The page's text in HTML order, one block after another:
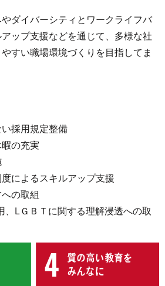
ダイバーシティとワークライフバ
ップ支援などを通じて、多様な社
すい職場環境づくりを目指してま
い採用規定整備
の充実
によるスキルアップ支援
の取組
、LＧＢＴに関する理解浸透への取